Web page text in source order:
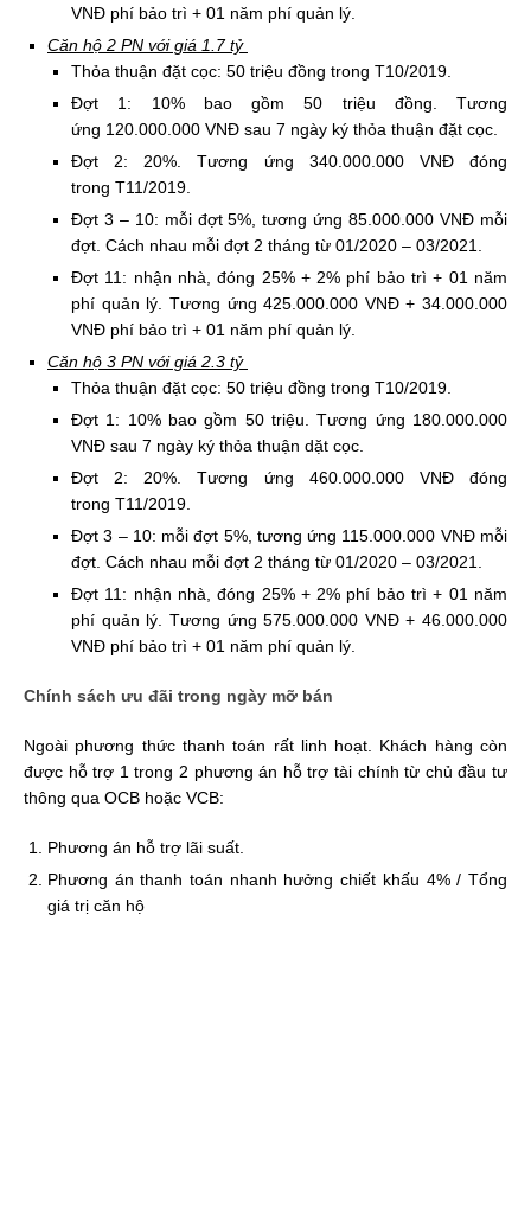
VNĐ phí bảo trì + 01 năm phí quản lý.
​Căn hộ 2 PN với giá 1.7 tỷ
Thỏa thuận đặt cọc: 50 triệu đồng trong T10/2019.
Đợt 1: 10% bao gồm 50 triệu đồng. Tương
ứng 120.000.000 VNĐ sau 7 ngày ký thỏa thuận đặt cọc.
Đợt 2: 20%. Tương ứng 340.000.000 VNĐ đóng
trong T11/2019.
Đợt 3 – 10: mỗi đợt 5%, tương ứng 85.000.000 VNĐ mỗi
đợt. Cách nhau mỗi đợt 2 tháng từ 01/2020 – 03/2021.
Đợt 11: nhận nhà, đóng 25% + 2% phí bảo trì + 01 năm
phí quản lý. Tương ứng 425.000.000 VNĐ + 34.000.000
VNĐ phí bảo trì + 01 năm phí quản lý.
​Căn hộ 3 PN với giá 2.3 tỷ
Thỏa thuận đặt cọc: 50 triệu đồng trong T10/2019.
Đợt 1: 10% bao gồm 50 triệu. Tương ứng 180.000.000
VNĐ sau 7 ngày ký thỏa thuận dặt cọc.
Đợt 2: 20%. Tương ứng 460.000.000 VNĐ đóng
trong T11/2019.
Đợt 3 – 10: mỗi đợt 5%, tương ứng 115.000.000 VNĐ mỗi
đợt. Cách nhau mỗi đợt 2 tháng từ 01/2020 – 03/2021.
Đợt 11: nhận nhà, đóng 25% + 2% phí bảo trì + 01 năm
phí quản lý. Tương ứng 575.000.000 VNĐ + 46.000.000
VNĐ phí bảo trì + 01 năm phí quản lý.
Chính sách ưu đãi trong ngày mỡ bán
Ngoài phương thức thanh toán rất linh hoạt. Khách hàng còn
được hỗ trợ 1 trong 2 phương án hỗ trợ tài chính từ chủ đầu tư
thông qua OCB hoặc VCB:
Phương án hỗ trợ lãi suất.
Phương án thanh toán nhanh hưởng chiết khấu 4% / Tổng
giá trị căn hộ